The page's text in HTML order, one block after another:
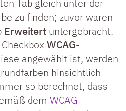
Tab gleich unter der
zu finden; zuvor waren
Erweitert untergebracht.
WCAG-
angewählt ist, werden
hinsichtlich
so berechnet, dass
dem WCAG